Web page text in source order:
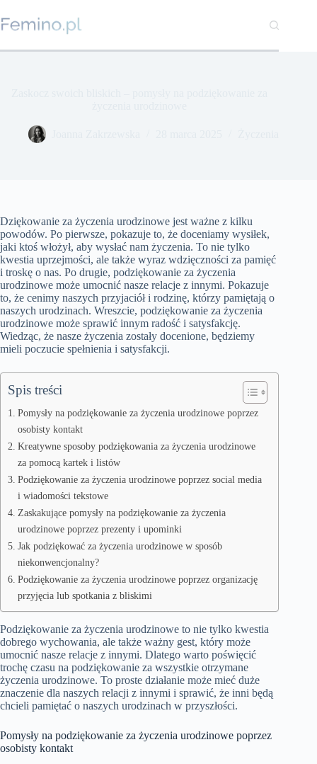
do
treści
Dziękowanie za życzenia urodzinowe jest ważne z kilku
powodów. Po pierwsze, pokazuje to, że doceniamy wysiłek,
jaki ktoś włożył, aby wysłać nam życzenia. To nie tylko
kwestia uprzejmości, ale także wyraz wdzięczności za pamięć
i troskę o nas. Po drugie, podziękowanie za życzenia
urodzinowe może umocnić nasze relacje z innymi. Pokazuje
to, że cenimy naszych przyjaciół i rodzinę, którzy pamiętają o
naszych urodzinach. Wreszcie, podziękowanie za życzenia
urodzinowe może sprawić innym radość i satysfakcję.
Wiedząc, że nasze życzenia zostały docenione, będziemy
mieli poczucie spełnienia i satysfakcji.
Spis treści
Pomysły na podziękowanie za życzenia urodzinowe poprzez
osobisty kontakt
Kreatywne sposoby podziękowania za życzenia urodzinowe
za pomocą kartek i listów
Podziękowanie za życzenia urodzinowe poprzez social media
i wiadomości tekstowe
Zaskakujące pomysły na podziękowanie za życzenia
urodzinowe poprzez prezenty i upominki
Jak podziękować za życzenia urodzinowe w sposób
niekonwencjonalny?
Podziękowanie za życzenia urodzinowe poprzez organizację
przyjęcia lub spotkania z bliskimi
Podziękowanie za życzenia urodzinowe to nie tylko kwestia
dobrego wychowania, ale także ważny gest, który może
umocnić nasze relacje z innymi. Dlatego warto poświęcić
trochę czasu na podziękowanie za wszystkie otrzymane
życzenia urodzinowe. To proste działanie może mieć duże
znaczenie dla naszych relacji z innymi i sprawić, że inni będą
chcieli pamiętać o naszych urodzinach w przyszłości.
Pomysły na podziękowanie za życzenia urodzinowe poprzez
osobisty kontakt